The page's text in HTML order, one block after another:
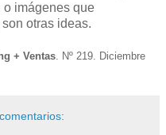
o imágenes que
otras ideas.
+ Ventas. Nº 219. Diciembre